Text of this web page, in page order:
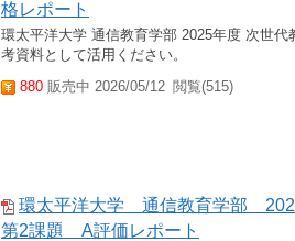
格レポート
環太平洋大学 通信教育学部 2025年度 次世
考資料として活用ください。
880 販売中 2026/05/12 閲覧(515)
環太平洋大学 通信教育学部
第2課題 A評価レポート